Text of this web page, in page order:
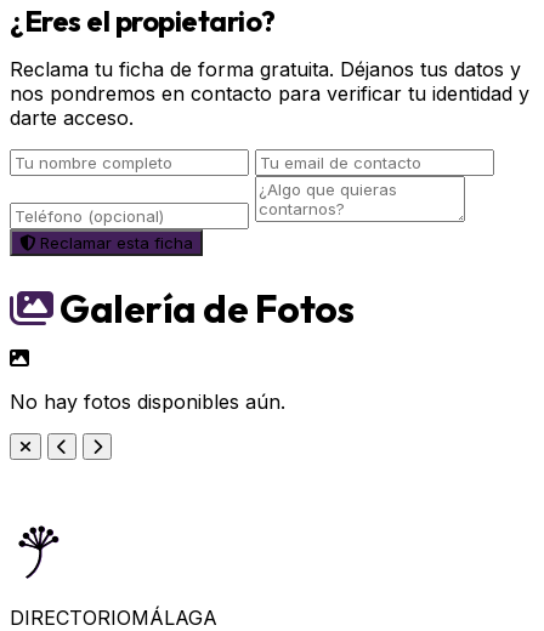
¿Eres el propietario?
Reclama tu ficha de forma gratuita. Déjanos tus datos y
nos pondremos en contacto para verificar tu identidad y
darte acceso.
Reclamar esta ficha
Galería de Fotos
No hay fotos disponibles aún.
DIRECTORIOMÁLAGA